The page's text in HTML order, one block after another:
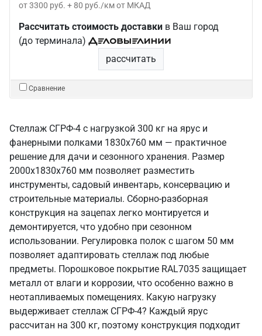
от 3300 руб. + 80 руб./км от МКАД
Рассчитать стоимость доставки в Ваш город
(до терминала)
рассчитать
Сравнение
Стеллаж СГРФ-4 с нагрузкой 300 кг на ярус и
фанерными полками 1830х760 мм — практичное
решение для дачи и сезонного хранения. Размер
2000х1830х760 мм позволяет разместить
инструменты, садовый инвентарь, консервацию и
строительные материалы. Сборно-разборная
конструкция на зацепах легко монтируется и
демонтируется, что удобно при сезонном
использовании. Регулировка полок с шагом 50 мм
позволяет адаптировать стеллаж под любые
предметы. Порошковое покрытие RAL7035 защищает
металл от влаги и коррозии, что особенно важно в
неотапливаемых помещениях. Какую нагрузку
выдерживает стеллаж СГРФ-4? Каждый ярус
рассчитан на 300 кг, поэтому конструкция подходит